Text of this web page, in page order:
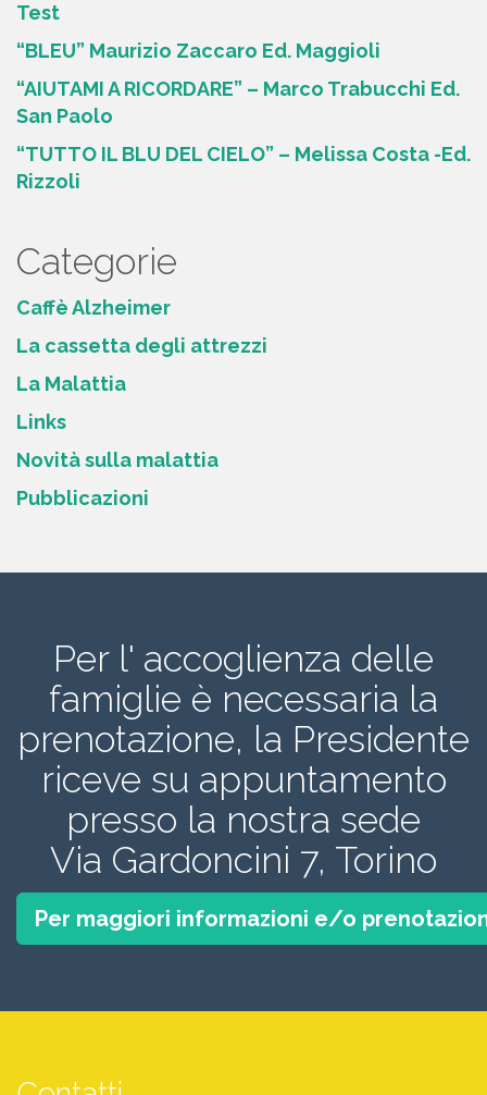
Test
“BLEU” Maurizio Zaccaro Ed. Maggioli
“AIUTAMI A RICORDARE” – Marco Trabucchi Ed.
San Paolo
“TUTTO IL BLU DEL CIELO” – Melissa Costa -Ed.
Rizzoli
Categorie
Caffè Alzheimer
La cassetta degli attrezzi
La Malattia
Links
Novità sulla malattia
Pubblicazioni
Per l' accoglienza delle
famiglie è necessaria la
prenotazione, la Presidente
riceve su appuntamento
presso la nostra sede
Via Gardoncini 7, Torino
Per maggiori informazioni e/o